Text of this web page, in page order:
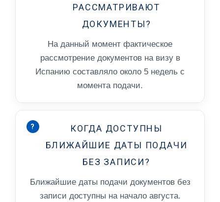
РАССМАТРИВАЮТ
ДОКУМЕНТЫ?
На данный момент фактическое
рассмотрение документов на визу в
Испанию составляло около 5 недель с
момента подачи.
?
КОГДА ДОСТУПНЫ
БЛИЖАЙШИЕ ДАТЫ ПОДАЧИ
БЕЗ ЗАПИСИ?
Ближайшие даты подачи документов без
записи доступны на начало августа.